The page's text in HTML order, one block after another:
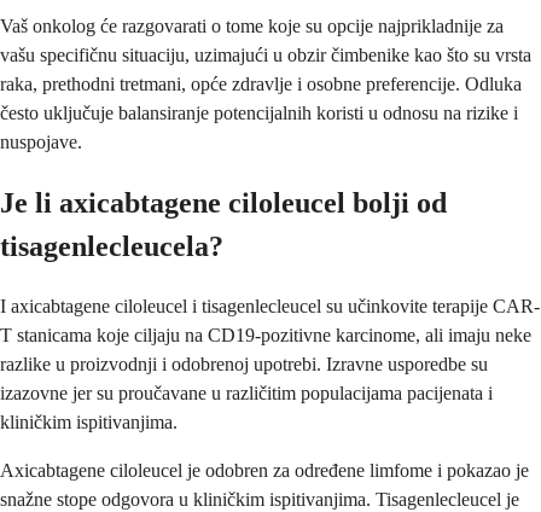
Vaš onkolog će razgovarati o tome koje su opcije najprikladnije za
vašu specifičnu situaciju, uzimajući u obzir čimbenike kao što su vrsta
raka, prethodni tretmani, opće zdravlje i osobne preferencije. Odluka
često uključuje balansiranje potencijalnih koristi u odnosu na rizike i
nuspojave.
Je li axicabtagene ciloleucel bolji od
tisagenlecleucela?
I axicabtagene ciloleucel i tisagenlecleucel su učinkovite terapije CAR-
T stanicama koje ciljaju na CD19-pozitivne karcinome, ali imaju neke
razlike u proizvodnji i odobrenoj upotrebi. Izravne usporedbe su
izazovne jer su proučavane u različitim populacijama pacijenata i
kliničkim ispitivanjima.
Axicabtagene ciloleucel je odobren za određene limfome i pokazao je
snažne stope odgovora u kliničkim ispitivanjima. Tisagenlecleucel je